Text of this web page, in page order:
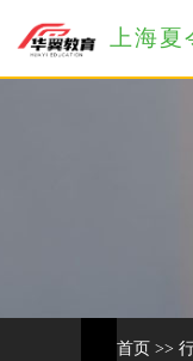
上海夏
首页 >>